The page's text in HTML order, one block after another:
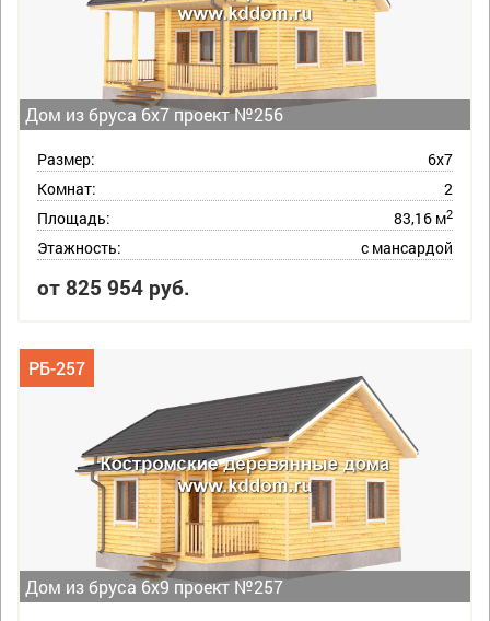
Дом из бруса 6х7 проект №256
Размер:
6х7
Комнат:
2
Площадь:
83,16 м2
Этажность: с мансардой
от 825 954 руб.
Дом из бруса 6х9 проект №257
РБ-257